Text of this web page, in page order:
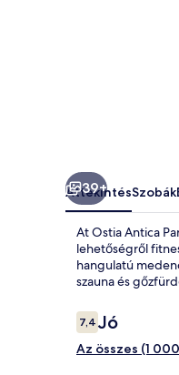
39+
ÁttekintésSzobák
At Ostia Antica
lehetőségről
hangulatú
szauna és
Értékelések
7,47,4 ennyiből: 10
Jó
Az összes (1